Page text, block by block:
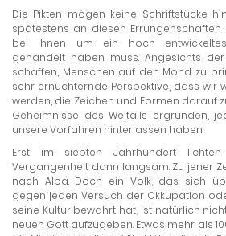
Die Pikten mögen keine Schriftstücke
spätestens an diesen
bei ihnen um ein hoch
gehandelt haben muss. Angesichts
schaffen, Menschen auf den Mond zu
sehr ernüchternde Perspektive, dass wir
werden, die Zeichen und Formen darauf
Geheimnisse des Weltalls ergründen,
unsere Vorfahren hinterlassen haben.
Erst im siebten Jahrhundert
Vergangenheit dann langsam. Zu jener
nach Alba. Doch ein Volk, das sich
gegen jeden Versuch der Okkupation
seine Kultur bewahrt hat, ist natürlich
neuen Gott aufzugeben. Etwas mehr als